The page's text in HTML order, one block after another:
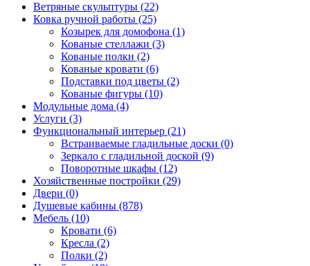
Ветряные скульптуры (22)
Ковка ручной работы (25)
Козырек для домофона (1)
Кованые стеллажи (3)
Кованые полки (2)
Кованые кровати (6)
Подставки под цветы (2)
Кованые фигуры (10)
Модульные дома (4)
Услуги (3)
Функциональный интерьер (21)
Встраиваемые гладильные доски (0)
Зеркало с гладильной доской (9)
Поворотные шкафы (12)
Хозяйственные постройки (29)
Двери (0)
Душевые кабины (878)
Мебель (10)
Кровати (6)
Кресла (2)
Полки (2)